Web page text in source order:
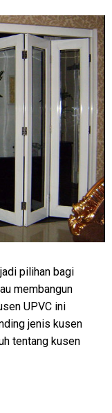
pilihan bagi
membangun
UPVC ini
jenis kusen
tentang kusen